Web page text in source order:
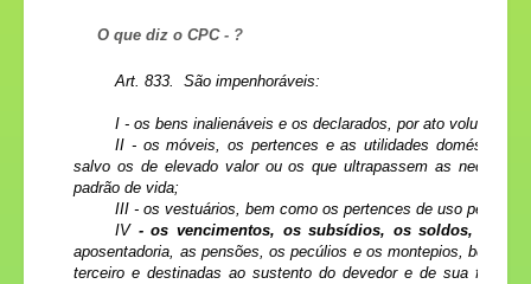
O que diz o CPC- ?
Art. 833. São impenhoráveis:
I - os bens inalienáveis e os declarados, por ato voluntário,
II - os móveis, os pertences e as utilidades domésticas
salvo os de elevado valor ou os que ultrapassem as
padrão de vida;
III - os vestuários, bem como os pertences de uso pessoal
IV- os vencimentos, os subsídios, os soldos, os
aposentadoria, as pensões, os pecúlios e os montepios, bem
terceiro e destinadas ao sustento do devedor e de sua